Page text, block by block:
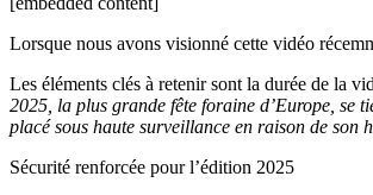
Lorsque nous avons visionné cette vidéo
Les éléments clés à retenir sont la durée de la
2025, la plus grande fête foraine d’Europe, se
placé sous haute surveillance en raison de
Sécurité renforcée pour l’édition 2025